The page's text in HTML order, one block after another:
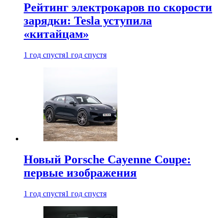
Рейтинг электрокаров по скорости
зарядки: Tesla уступила
«китайцам»
1 год спустя1 год спустя
Новый Porsche Cayenne Coupe:
первые изображения
1 год спустя1 год спустя